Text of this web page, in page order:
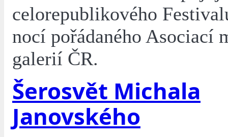
celorepublikového
nocí pořádaného Asociací
galerií ČR.
Šerosvět Michala
Janovského